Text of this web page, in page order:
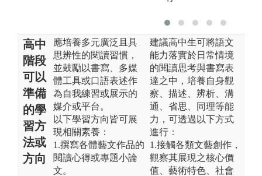
高中
階段
可以
準備
的學
習方
法或
方向
應培養多元廣泛且具
思辨性的閱讀習慣，
並鼓勵以書寫、多媒
體工具或口語表述作
為自我練習或展示的
媒介或平台。
以下學習方向皆可展
現相關素養：
1.撰寫各體藝文作品的
閱讀心得或專題小論
文。
建議高中生可將語文
能力落實於日常情境
的閱讀思考與書寫表
達之中，培養自身觀
察、描述、辨析、溝
通、省思、同理等能
力，可透過以下方式
進行：
1.接觸各類文藝創作，
觀察其展現之核心價
值、藝術特色、社會